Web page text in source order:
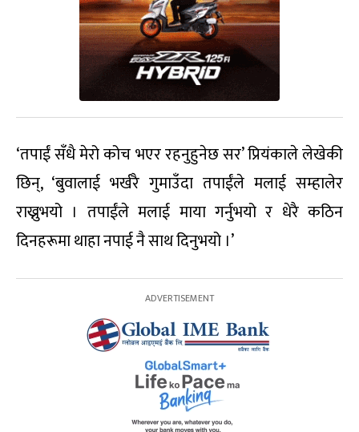
‘तपाईं सँधै मेरो कोच भएर रहनुहुनेछ सर’ प्रियंकाले लेखेकी
छिन्, ‘बुवालाई भर्खरै गुमाउँदा तपाईंले मलाई सम्हालेर
राख्नुभयो । तपाईंले मलाई माया गर्नुभयो र धेरै कठिन
दिनहरूमा थाहा नपाई नै साथ दिनुभयो ।’